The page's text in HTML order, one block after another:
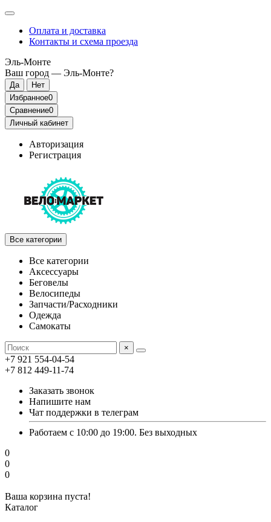
Оплата и доставка
Контакты и схема проезда
Эль-Монте
Ваш город — Эль-Монте?
Избранное0
Сравнение0
Личный кабинет
Авторизация
Регистрация
Все категории
Все категории
Аксессуары
Беговелы
Велосипеды
Запчасти/Расходники
Одежда
Самокаты
×
+7 921 554-04-54
+7 812 449-11-74
Заказать звонок
Напишите нам
Чат поддержки в телеграм
Работаем с 10:00 до 19:00. Без выходных
0
0
0
Ваша корзина пуста!
Каталог